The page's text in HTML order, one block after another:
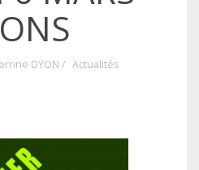
DYON / Actualités